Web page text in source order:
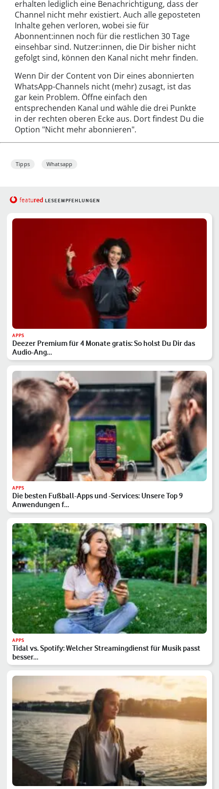
erhalten lediglich eine Benachrichtigung, dass der
Channel nicht mehr existiert. Auch alle geposteten
Inhalte gehen verloren, wobei sie für
Abonnent:innen noch für die restlichen 30 Tage
einsehbar sind. Nutzer:innen, die Dir bisher nicht
gefolgt sind, können den Kanal nicht mehr finden.
Wenn Dir der Content von Dir eines abonnierten
WhatsApp-Channels nicht (mehr) zusagt, ist das
gar kein Problem. Öffne einfach den
entsprechenden Kanal und wähle die drei Punkte
in der rechten oberen Ecke aus. Dort findest Du die
Option "Nicht mehr abonnieren".
Tipps Whatsapp
featured LESEEMPFEHLUNGEN
APPS
Deezer Premium für 4 Monate gratis: So holst Du Dir das
Audio-Ang…
APPS
Die besten Fußball-Apps und -Services: Unsere Top 9
Anwendungen f…
APPS
Tidal vs. Spotify: Welcher Streamingdienst für Musik passt
besser…